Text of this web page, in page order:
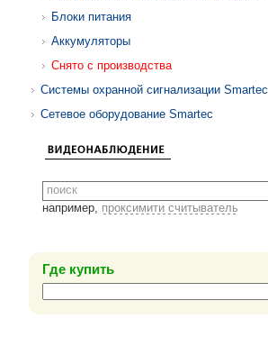
Блоки питания
Аккумуляторы
Снято с производства
Системы охранной сигнализации Smartec
Сетевое оборудование Smartec
например, проксимити считыватель
Где купить